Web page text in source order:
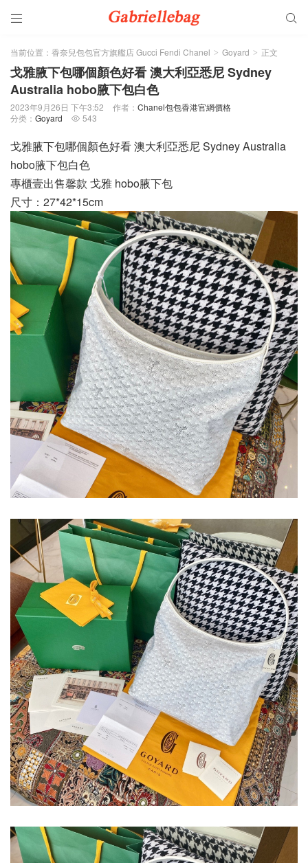
 
当前位置： 香奈兒包包官方旗艦店 Gucci Fendi Chanel > Goyard > 正文
戈雅腋下包哪個顏色好看 澳大利亞悉尼 Sydney
Australia hobo腋下包白色
2023年9月26日 下午3:52 作者： Chanel包包香港官網價格
分类： Goyard  543
戈雅腋下包哪個顏色好看 澳大利亞悉尼 Sydney Australia
hobo腋下包白色
專櫃壹出售馨款 戈雅 hobo腋下包
尺寸：27*42*15cm